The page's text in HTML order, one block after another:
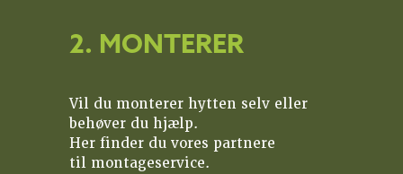
2. MONTERER
Vil du monterer hytten selv eller
behøver du hjælp.
Her finder du vores partnere
til montageservice.